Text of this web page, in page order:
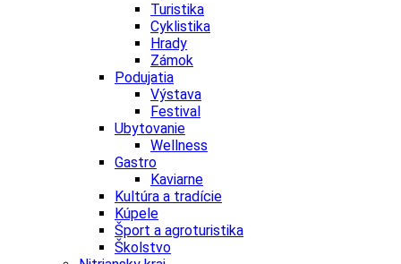
Turistika
Cyklistika
Hrady
Zámok
Podujatia
Výstava
Festival
Ubytovanie
Wellness
Gastro
Kaviarne
Kultúra a tradície
Kúpele
Šport a agroturistika
Školstvo